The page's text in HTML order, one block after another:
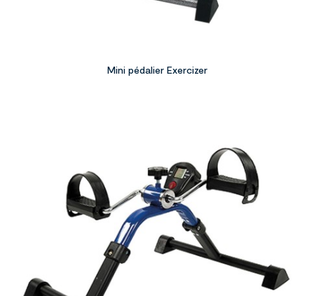
Mini pédalier Exercizer